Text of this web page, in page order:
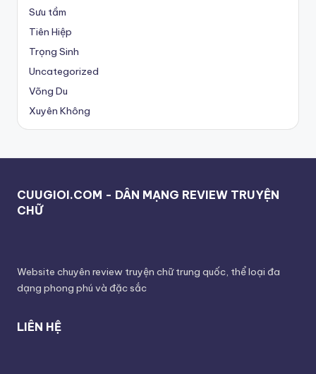
Sưu tầm
Tiên Hiệp
Trọng Sinh
Uncategorized
Võng Du
Xuyên Không
CUUGIOI.COM - DÂN MẠNG REVIEW TRUYỆN
CHỮ
Website chuyên review truyện chữ trung quốc, thể loại đa
dạng phong phú và đặc sắc
LIÊN HỆ